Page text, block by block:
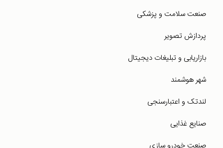
صنعت سلامت و پزشکی
پردازش تصویر
بازاریابی و تبلیغات دیجیتال
شهر هوشمند
لندتک و اعتبارسنجی
صنایع غذایی